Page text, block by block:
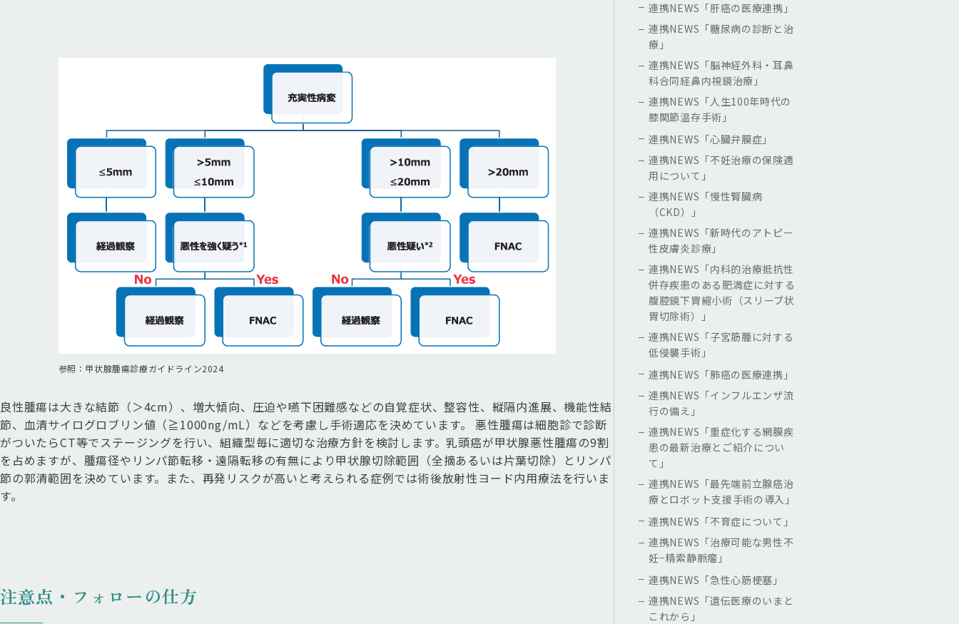
参照：甲状腺腫瘍診療ガイドライン2024
良性腫瘍は大きな結節（＞4cm）、増大傾向、圧迫や嚥下困難感などの自覚症状、整容性、縦隔内進展、機能性結
節、血清サイログロブリン値（≧1000ng/mL）などを考慮し手術適応を決めています。 悪性腫瘍は細胞診で診断
がついたらCT等でステージングを行い、組織型毎に適切な治療方針を検討します。乳頭癌が甲状腺悪性腫瘍の9割
を占めますが、腫瘍径やリンパ節転移・遠隔転移の有無により甲状腺切除範囲（全摘あるいは片葉切除）とリンパ
節の郭清範囲を決めています。また、再発リスクが高いと考えられる症例では術後放射性ヨード内用療法を行いま
す。
注意点・フォローの仕方
連携NEWS「肝癌の医療連携」
連携NEWS「糖尿病の診断と治
療」
連携NEWS「脳神経外科・耳鼻
科合同経鼻内視鏡治療」
連携NEWS「人生100年時代の
膝関節温存手術」
連携NEWS「心臓弁膜症」
連携NEWS「不妊治療の保険適
用について」
連携NEWS「慢性腎臓病
（CKD）」
連携NEWS「新時代のアトピー
性皮膚炎診療」
連携NEWS「内科的治療抵抗性
併存疾患のある肥満症に対する
腹腔鏡下胃縮小術（スリーブ状
胃切除術）」
連携NEWS「子宮筋腫に対する
低侵襲手術」
連携NEWS「肺癌の医療連携」
連携NEWS「インフルエンザ流
行の備え」
連携NEWS「重症化する網膜疾
患の最新治療とご紹介につい
て」
連携NEWS「最先端前立腺癌治
療とロボット支援手術の導入」
連携NEWS「不育症について」
連携NEWS「治療可能な男性不
妊−精索静脈瘤」
連携NEWS「急性心筋梗塞」
連携NEWS「遺伝医療のいまと
これから」